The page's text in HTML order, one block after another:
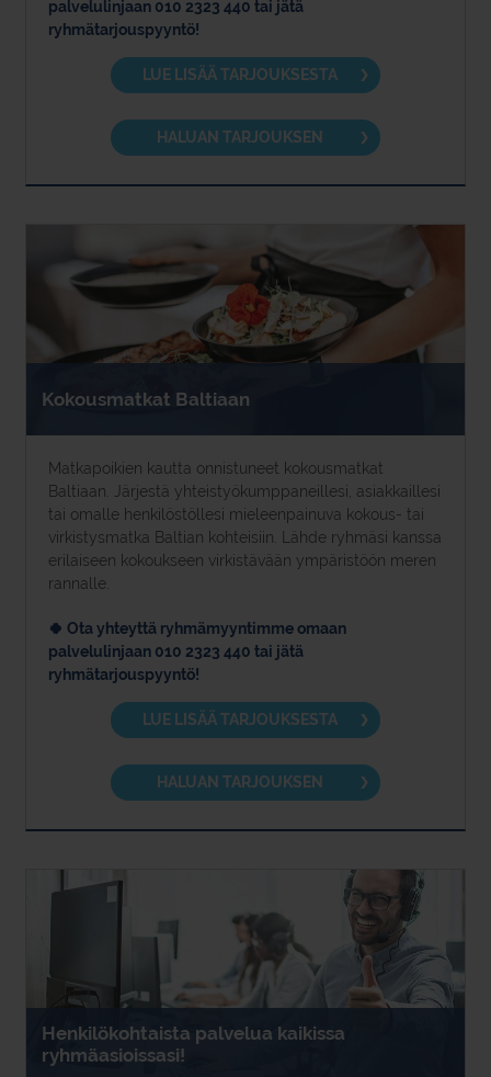
palvelulinjaan 010 2323 440 tai jätä
ryhmätarjouspyyntö!
LUE LISÄÄ TARJOUKSESTA
HALUAN TARJOUKSEN
Kokousmatkat Baltiaan
Matkapoikien kautta onnistuneet kokousmatkat
Baltiaan. Järjestä yhteistyökumppaneillesi, asiakkaillesi
tai omalle henkilöstöllesi mieleenpainuva kokous- tai
virkistysmatka Baltian kohteisiin. Lähde ryhmäsi kanssa
erilaiseen kokoukseen virkistävään ympäristöön meren
rannalle.
🍀 Ota yhteyttä ryhmämyyntimme omaan
palvelulinjaan 010 2323 440 tai jätä
ryhmätarjouspyyntö!
LUE LISÄÄ TARJOUKSESTA
HALUAN TARJOUKSEN
Henkilökohtaista palvelua kaikissa
ryhmäasioissasi!